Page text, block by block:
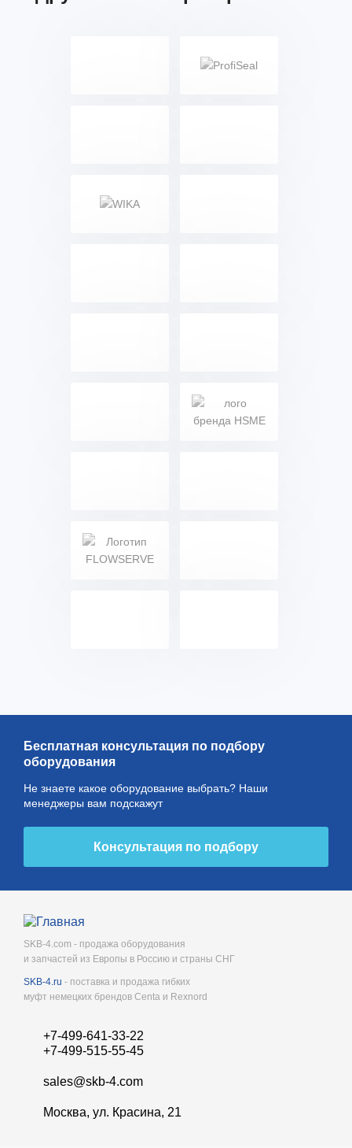
Бесплатная консультация по подбору
оборудования
Не знаете какое оборудование выбрать? Наши
менеджеры вам подскажут
Консультация по подбору
SKB-4.com - продажа оборудования
и запчастей из Европы в Россию и страны СНГ
SKB-4.ru - поставка и продажа гибких
муфт немецких брендов Centa и Rexnord
+7-499-641-33-22
+7-499-515-55-45
sales@skb-4.com
Москва, ул. Красина, 21